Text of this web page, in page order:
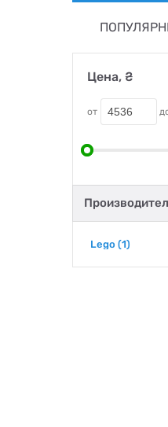
Цена, ₴
от
Lego (1)